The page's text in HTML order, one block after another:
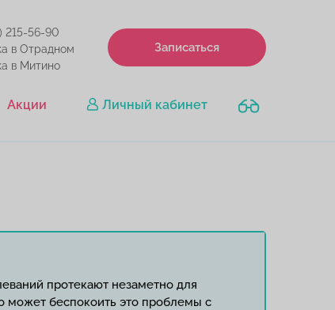
215-56-90
в Отрадном
в Митино
Записаться
Акции Личный кабинет
протекают незаметно для
может беспокоить это проблемы с